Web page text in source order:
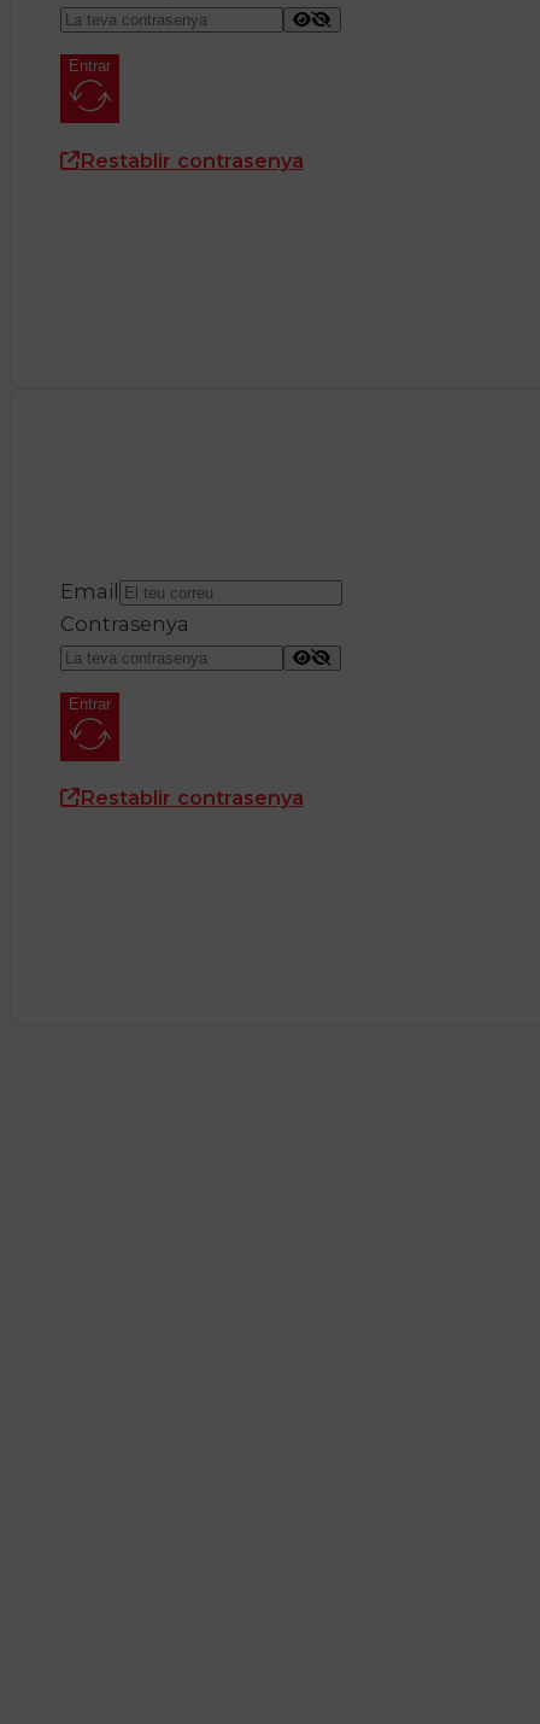
Entrar
Restablir contrasenya
Email
Contrasenya
Entrar
Restablir contrasenya